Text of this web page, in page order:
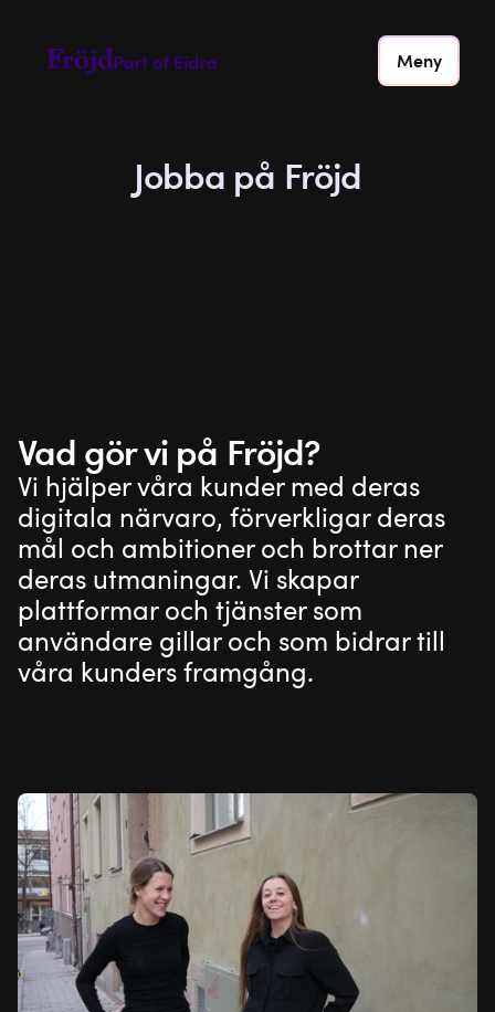
Meny
Jobba på Fröjd
Vad gör vi på Fröjd?
Vi hjälper våra kunder med deras
digitala närvaro, förverkligar deras
mål och ambitioner och brottar ner
deras utmaningar. Vi skapar
plattformar och tjänster som
användare gillar och som bidrar till
våra kunders framgång.